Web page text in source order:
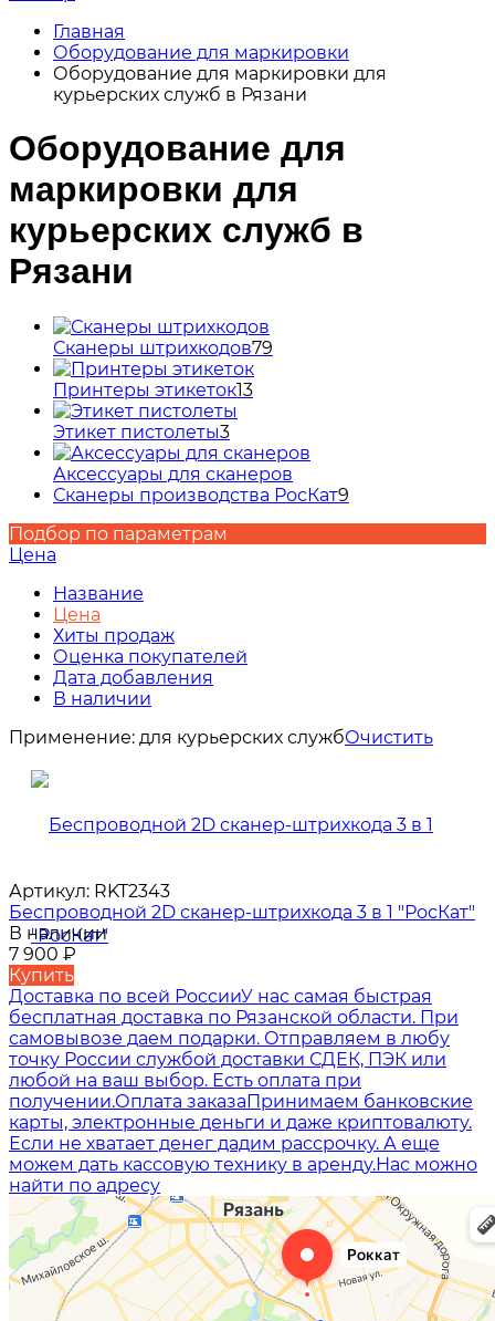
Главная
Оборудование для маркировки
Оборудование для маркировки для
курьерских служб в Рязани
Оборудование для
маркировки для
курьерских служб в
Рязани
Сканеры штрихкодов79
Принтеры этикеток13
Этикет пистолеты3
Аксессуары для сканеров
Сканеры производства РосКат9
Подбор по параметрам
Цена
Название
Цена
Хиты продаж
Оценка покупателей
Дата добавления
В наличии
Применение: для курьерских службОчистить
Артикул: RKT2343
Беспроводной 2D сканер-штрихкода 3 в 1 "РосКат"
В наличии
7 900 ₽
Купить
Доставка по всей РоссииУ нас самая быстрая
бесплатная доставка по Рязанской области. При
самовывозе даем подарки. Отправляем в любу
точку России службой доставки СДЕК, ПЭК или
любой на ваш выбор. Есть оплата при
получении.Оплата заказаПринимаем банковские
карты, электронные деньги и даже криптовалюту.
Если не хватает денег дадим рассрочку. А еще
можем дать кассовую технику в аренду.Нас можно
найти по адресу